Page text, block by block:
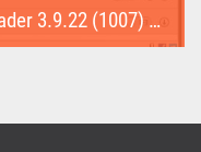
MediaHuman YouTube Downloader 3.9.22 (1007) (Repack & Portable)